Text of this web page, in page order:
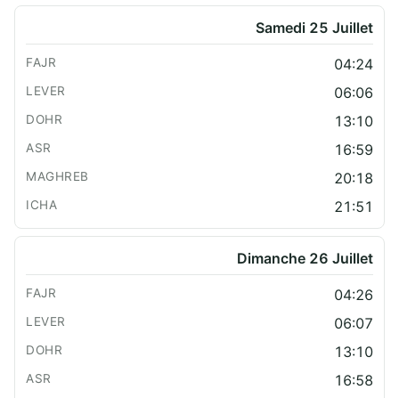
Samedi 25 Juillet
04:24
06:06
13:10
16:59
20:18
21:51
Dimanche 26 Juillet
04:26
06:07
13:10
16:58